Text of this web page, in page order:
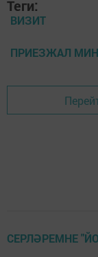
Теги:
ВИЗИТ
ПРИЕЗЖАЛ
СЕРЛӘРЕМНЕ